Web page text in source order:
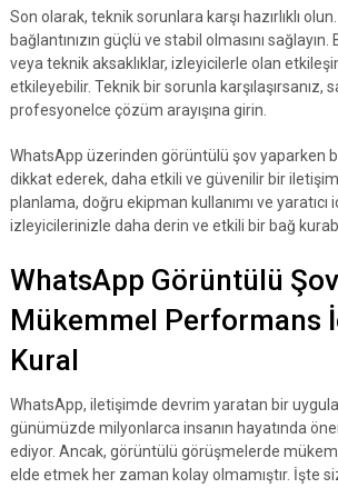
Son olarak, teknik sorunlara karşı hazırlıklı
bağlantınızın güçlü ve stabil olmasını sağlayın.
veya teknik aksaklıklar, izleyicilerle olan
etkileyebilir. Teknik bir sorunla karşılaşırsanız,
profesyonelce çözüm arayışına girin.
WhatsApp üzerinden görüntülü şov yaparken
dikkat ederek, daha etkili ve güvenilir bir
planlama, doğru ekipman kullanımı ve yaratıcı
izleyicilerinizle daha derin ve etkili bir bağ
WhatsApp Görüntülü
Mükemmel Performans
Kural
WhatsApp, iletişimde devrim yaratan bir
günümüzde milyonlarca insanın hayatında
ediyor. Ancak, görüntülü görüşmelerde
elde etmek her zaman kolay olmamıştır. İşte